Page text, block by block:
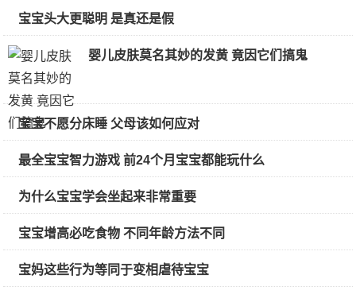
宝宝头大更聪明 是真还是假
婴儿皮肤莫名其妙的发黄 竟因它们搞鬼
宝宝不愿分床睡 父母该如何应对
最全宝宝智力游戏 前24个月宝宝都能玩什么
为什么宝宝学会坐起来非常重要
宝宝增高必吃食物 不同年龄方法不同
宝妈这些行为等同于变相虐待宝宝